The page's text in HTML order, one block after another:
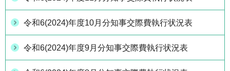
令和6(2024)年度10月分知事交際費執行状況表
令和6(2024)年度9月分知事交際費執行状況表